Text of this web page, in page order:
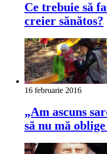
Ce trebuie să
creier sănătos?
16 februarie 2016
„Am ascuns
să nu mă